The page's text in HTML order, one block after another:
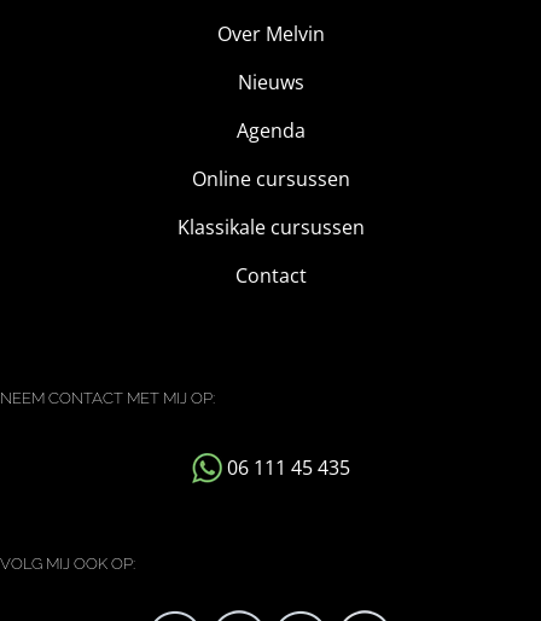
Over Melvin
Nieuws
Agenda
Online cursussen
Klassikale cursussen
Contact
NEEM CONTACT MET MIJ OP:
06 111 45 435
VOLG MIJ OOK OP: